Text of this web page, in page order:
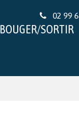
02 99
BOUGER/SORTIR